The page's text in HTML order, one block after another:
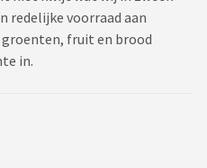
redelijke voorraad aan
groenten, fruit en brood
in.